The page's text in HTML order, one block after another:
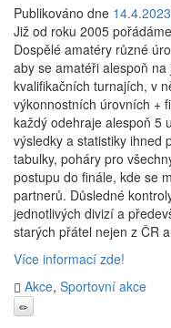
Publikováno dne 14.4.2023
Již od roku 2005
Dospělé amatéry různé
aby se amatéři alespoň
kvalifikačních turnajích, v
výkonnostních úrovních +
každý odehraje alespoň 5
výsledky a statistiky ihned
tabulky, poháry pro
postupu do finále, kde se
partnerů. Důsledné
jednotlivých divizí a
starých přátel nejen z ČR
Více informací zde!
Akce, Sportovní akce